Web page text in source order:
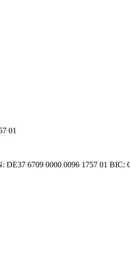
01
DE37 6709 0000 0096 1757 01